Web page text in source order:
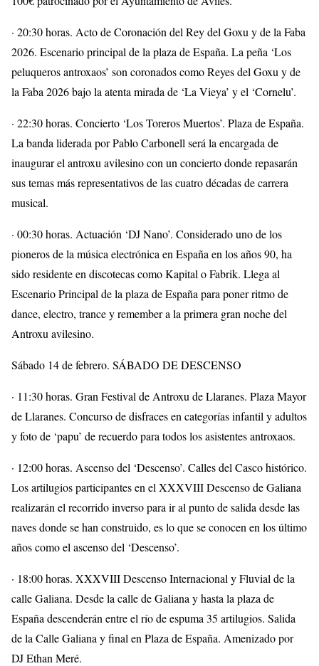
· 20:30 horas. Acto de Coronación del Rey del Goxu y de la Faba
2026. Escenario principal de la plaza de España. La peña ‘Los
peluqueros antroxaos’ son coronados como Reyes del Goxu y de
la Faba 2026 bajo la atenta mirada de ‘La Vieya’ y el ‘Cornelu’.
· 22:30 horas. Concierto ‘Los Toreros Muertos’. Plaza de España.
La banda liderada por Pablo Carbonell será la encargada de
inaugurar el antroxu avilesino con un concierto donde repasarán
sus temas más representativos de las cuatro décadas de carrera
musical.
· 00:30 horas. Actuación ‘DJ Nano’. Considerado uno de los
pioneros de la música electrónica en España en los años 90, ha
sido residente en discotecas como Kapital o Fabrik. Llega al
Escenario Principal de la plaza de España para poner ritmo de
dance, electro, trance y remember a la primera gran noche del
Antroxu avilesino.
Sábado 14 de febrero. SÁBADO DE DESCENSO
· 11:30 horas. Gran Festival de Antroxu de Llaranes. Plaza Mayor
de Llaranes. Concurso de disfraces en categorías infantil y adultos
y foto de ‘papu’ de recuerdo para todos los asistentes antroxaos.
· 12:00 horas. Ascenso del ‘Descenso’. Calles del Casco histórico.
Los artilugios participantes en el XXXVIII Descenso de Galiana
realizarán el recorrido inverso para ir al punto de salida desde las
naves donde se han construido, es lo que se conocen en los último
años como el ascenso del ‘Descenso’.
· 18:00 horas. XXXVIII Descenso Internacional y Fluvial de la
calle Galiana. Desde la calle de Galiana y hasta la plaza de
España descenderán entre el río de espuma 35 artilugios. Salida
de la Calle Galiana y final en Plaza de España. Amenizado por
DJ Ethan Meré.